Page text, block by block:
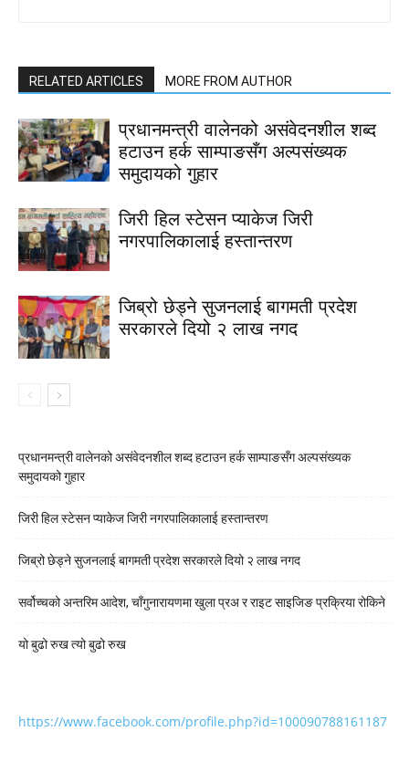
RELATED ARTICLES MORE FROM AUTHOR
प्रधानमन्त्री वालेनको असंवेदनशील शब्द
हटाउन हर्क साम्पाङसँग अल्पसंख्यक
समुदायको गुहार
जिरी हिल स्टेसन प्याकेज जिरी
नगरपालिकालाई हस्तान्तरण
जिब्रो छेड्ने सुजनलाई बागमती प्रदेश
सरकारले दियो २ लाख नगद
प्रधानमन्त्री वालेनको असंवेदनशील शब्द हटाउन हर्क साम्पाङसँग अल्पसंख्यक
समुदायको गुहार
जिरी हिल स्टेसन प्याकेज जिरी नगरपालिकालाई हस्तान्तरण
जिब्रो छेड्ने सुजनलाई बागमती प्रदेश सरकारले दियो २ लाख नगद
सर्वोच्चको अन्तरिम आदेश, चाँगुनारायणमा खुला प्रअ र राइट साइजिङ प्रक्रिया रोकिने
यो बुढो रुख त्यो बुढो रुख
https://www.facebook.com/profile.php?id=100090788161187